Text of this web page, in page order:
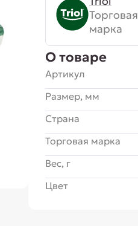
Торговая
марка
О товаре
Артикул
Размер, мм
Страна
Торговая марка
Вес, г
Цвет